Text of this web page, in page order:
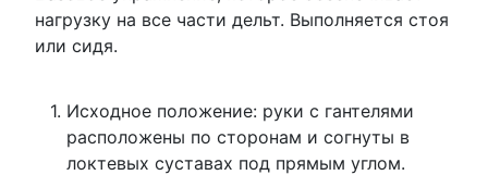
нагрузку на все части дельт. Выполняется стоя
или сидя.
Исходное положение: руки с гантелями
расположены по сторонам и согнуты в
локтевых суставах под прямым углом.